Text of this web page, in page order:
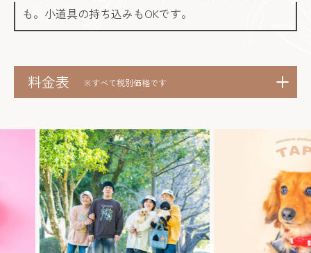
も。小道具の持ち込みもOKです。
料金表 ※すべて税別価格です
撮影料＋全撮影データ